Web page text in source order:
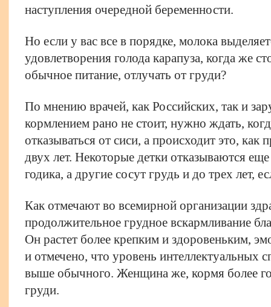
наступления очередной беременности.
Но если у вас все в порядке, молока
удовлетворения голода карапуза, когда же
обычное питание, отлучать от груди?
По мнению врачей, как Российских, так и
кормлением рано не стоит, нужно ждать,
отказываться от сиси, а происходит это, как
двух лет. Некоторые детки отказываются
годика, а другие сосут грудь и до трех лет,
Как отмечают во всемирной организации
продолжительное грудное вскармливание
Он растет более крепким и здоровеньким,
и отмечено, что уровень интеллектуальных
выше обычного. Женщина же, кормя более
груди.